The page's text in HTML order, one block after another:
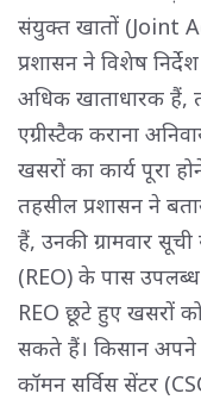
संयुक्त खातों (Joint
प्रशासन ने विशेष
अधिक खाताधारक हैं,
एग्रीस्टैक कराना
खसरों का कार्य पूरा
तहसील प्रशासन ने
हैं, उनकी ग्रामवार
(REO) के पास
REO छूटे हुए खसरों
सकते हैं। किसान अपने
कॉमन सर्विस सेंटर